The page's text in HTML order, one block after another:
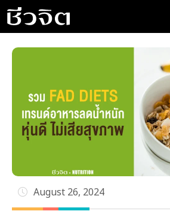
Skip
to
content
August 26, 2024